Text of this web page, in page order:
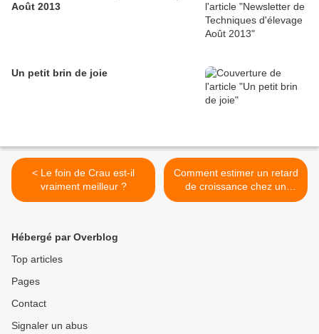
Août 2013
Un petit brin de joie
< Le foin de Crau est-il
vraiment meilleur ?
Comment estimer un retard
de croissance chez un
poulain ? >
Hébergé par Overblog
Top articles
Pages
Contact
Signaler un abus